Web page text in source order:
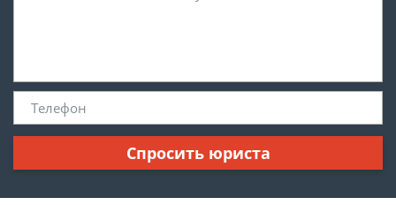
Спросить юриста